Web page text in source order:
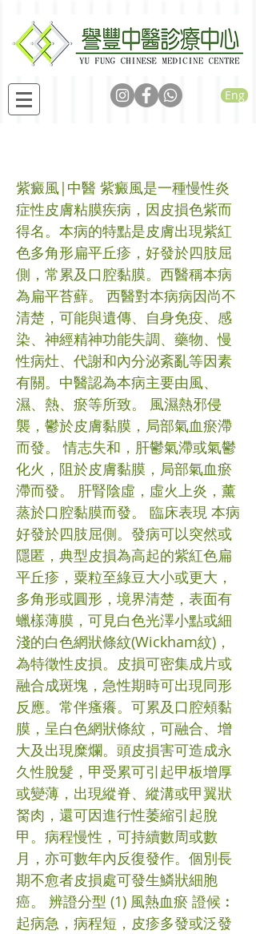
Eng
紫癜風|中醫 紫癜風是一種慢性炎
症性皮膚粘膜疾病，因皮損色紫而
得名。本病的特點是皮膚出現紫紅
色多角形扁平丘疹，好發於四肢屈
側，常累及口腔黏膜。西醫稱本病
為扁平苔蘚。 西醫對本病病因尚不
清楚，可能與遺傳、自身免疫、感
染、神經精神功能失調、藥物、慢
性病灶、代謝和內分泌紊亂等因素
有關。中醫認為本病主要由風、
濕、熱、瘀等所致。 風濕熱邪侵
襲，鬱於皮膚黏膜，局部氣血瘀滯
而發。 情志失和，肝鬱氣滯或氣鬱
化火，阻於皮膚黏膜，局部氣血瘀
滯而發。 肝腎陰虛，虛火上炎，薰
蒸於口腔黏膜而發。 臨床表現 本病
好發於四肢屈側。發病可以突然或
隱匿，典型皮損為高起的紫紅色扁
平丘疹，粟粒至綠豆大小或更大，
多角形或圓形，境界清楚，表面有
蠟樣薄膜，可見白色光澤小點或細
淺的白色網狀條紋(Wickham紋)，
為特徵性皮損。皮損可密集成片或
融合成斑塊，急性期時可出現同形
反應。常伴瘙癢。可累及口腔頰黏
膜，呈白色網狀條紋，可融合、增
大及出現糜爛。頭皮損害可造成永
久性脫髮，甲受累可引起甲板增厚
或變薄，出現縱脊、縱溝或甲翼狀
胬肉，還可因進行性萎縮引起脫
甲。病程慢性，可持續數周或數
月，亦可數年內反復發作。個別長
期不愈者皮損處可發生鱗狀細胞
癌。 辨證分型 (1) 風熱血瘀 證候︰
起病急，病程短，皮疹多發或泛發